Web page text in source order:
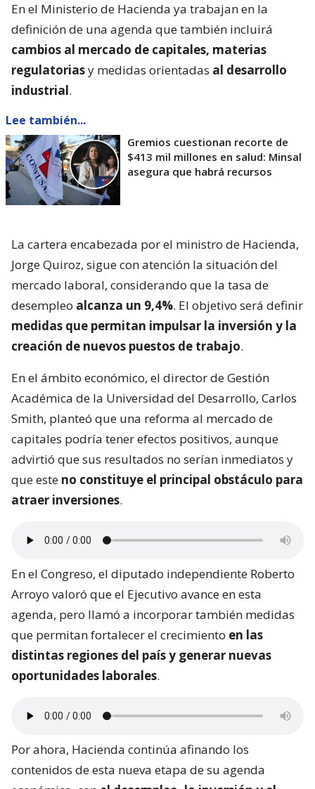
En el Ministerio de Hacienda ya trabajan en la
definición de una agenda que también incluirá
cambios al mercado de capitales, materias
regulatoriasy medidas orientadas al desarrollo
industrial.
Lee también...
Gremios cuestionan recorte de
$413 mil millones en salud: Minsal
asegura que habrá recursos
La cartera encabezada por el ministro de Hacienda,
Jorge Quiroz, sigue con atención la situación del
mercado laboral, considerando que la tasa de
desempleo alcanza un 9,4%. El objetivo será definir
medidas que permitan impulsar la inversión y la
creación de nuevos puestos de trabajo.
En el ámbito económico, el director de Gestión
Académica de la Universidad del Desarrollo, Carlos
Smith, planteó que una reforma al mercado de
capitales podría tener efectos positivos, aunque
advirtió que sus resultados no serían inmediatos y
que este no constituye el principal obstáculo para
atraer inversiones.
En el Congreso, el diputado independiente Roberto
Arroyo valoró que el Ejecutivo avance en esta
agenda, pero llamó a incorporar también medidas
que permitan fortalecer el crecimiento en las
distintas regiones del país y generar nuevas
oportunidades laborales.
Por ahora, Hacienda continúa afinando los
contenidos de esta nueva etapa de su agenda